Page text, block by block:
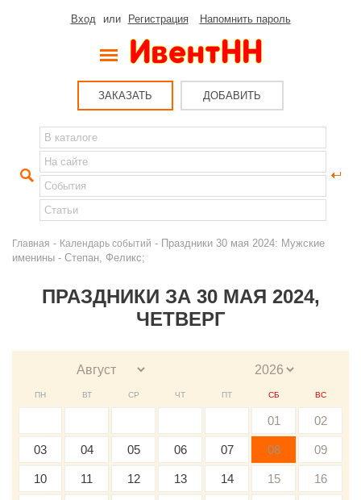
Вход или Регистрация Напомнить пароль
ЗАКАЗАТЬ ДОБАВИТЬ
Главная - Календарь событий - Праздники 30 мая 2024: Мужские
именины - Степан, Феликс;
ПРАЗДНИКИ ЗА 30 МАЯ 2024,
ЧЕТВЕРГ
ПН ВТ СР ЧТ ПТ СБ ВС
01 02
03 04 05 06 07 08 09
10 11 12 13 14 15 16